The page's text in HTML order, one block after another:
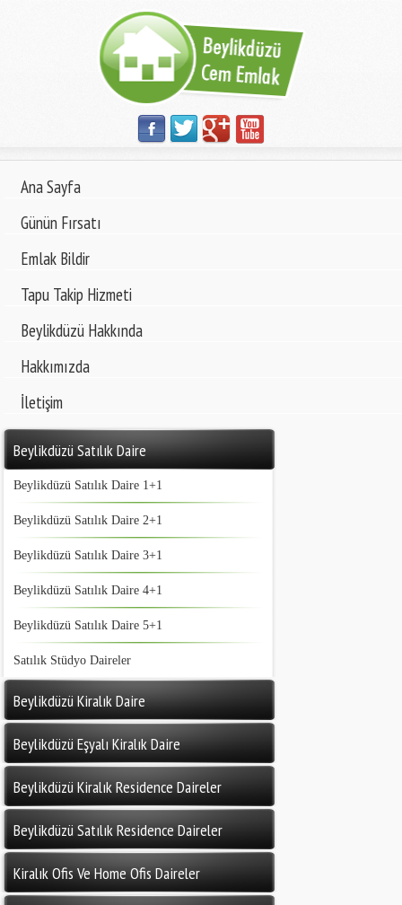
Ana Sayfa
Günün Fırsatı
Emlak Bildir
Tapu Takip Hizmeti
Beylikdüzü Hakkında
Hakkımızda
İletişim
Beylikdüzü Satılık Daire
Beylikdüzü Satılık Daire 1+1
Beylikdüzü Satılık Daire 2+1
Beylikdüzü Satılık Daire 3+1
Beylikdüzü Satılık Daire 4+1
Beylikdüzü Satılık Daire 5+1
Satılık Stüdyo Daireler
Beylikdüzü Kiralık Daire
Beylikdüzü Eşyalı Kiralık Daire
Beylikdüzü Kiralık Residence Daireler
Beylikdüzü Satılık Residence Daireler
Kiralık Ofis Ve Home Ofis Daireler